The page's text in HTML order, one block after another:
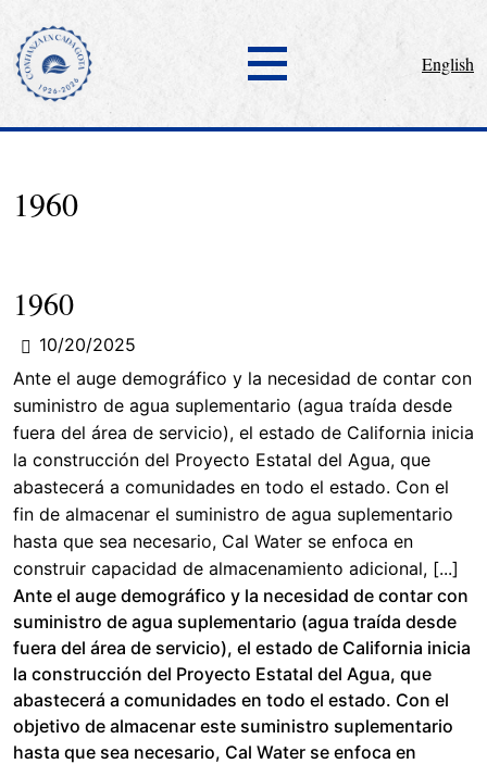
English
1960
1960
10/20/2025
Ante el auge demográfico y la necesidad de contar con
suministro de agua suplementario (agua traída desde
fuera del área de servicio), el estado de California inicia
la construcción del Proyecto Estatal del Agua, que
abastecerá a comunidades en todo el estado. Con el
fin de almacenar el suministro de agua suplementario
hasta que sea necesario, Cal Water se enfoca en
construir capacidad de almacenamiento adicional, [...]
Ante el auge demográfico y la necesidad de contar con
suministro de agua suplementario (agua traída desde
fuera del área de servicio), el estado de California inicia
la construcción del Proyecto Estatal del Agua, que
abastecerá a comunidades en todo el estado. ​​​​​​​Con el
objetivo de almacenar este suministro suplementario
hasta que sea necesario, Cal Water se enfoca en